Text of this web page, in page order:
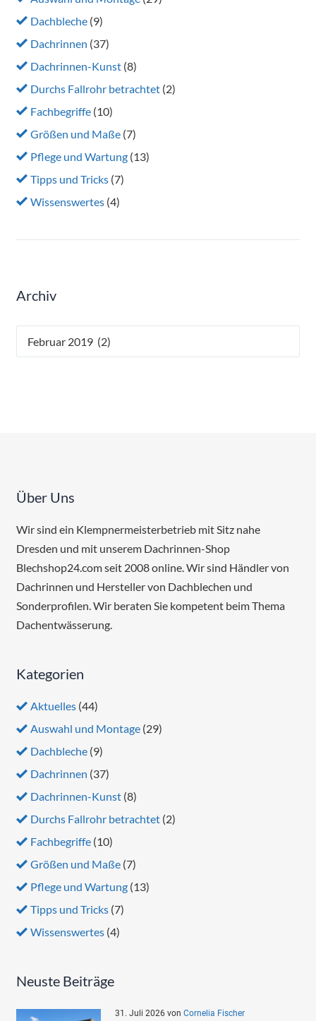
Dachbleche (9)
Dachrinnen (37)
Dachrinnen-Kunst (8)
Durchs Fallrohr betrachtet (2)
Fachbegriffe (10)
Größen und Maße (7)
Pflege und Wartung (13)
Tipps und Tricks (7)
Wissenswertes (4)
Archiv
Über Uns
Wir sind ein Klempnermeisterbetrieb mit Sitz nahe
Dresden und mit unserem Dachrinnen-Shop
Blechshop24.com seit 2008 online. Wir sind Händler von
Dachrinnen und Hersteller von Dachblechen und
Sonderprofilen. Wir beraten Sie kompetent beim Thema
Dachentwässerung.
Kategorien
Aktuelles (44)
Auswahl und Montage (29)
Dachbleche (9)
Dachrinnen (37)
Dachrinnen-Kunst (8)
Durchs Fallrohr betrachtet (2)
Fachbegriffe (10)
Größen und Maße (7)
Pflege und Wartung (13)
Tipps und Tricks (7)
Wissenswertes (4)
Neuste Beiträge
31. Juli 2026 von Cornelia Fischer